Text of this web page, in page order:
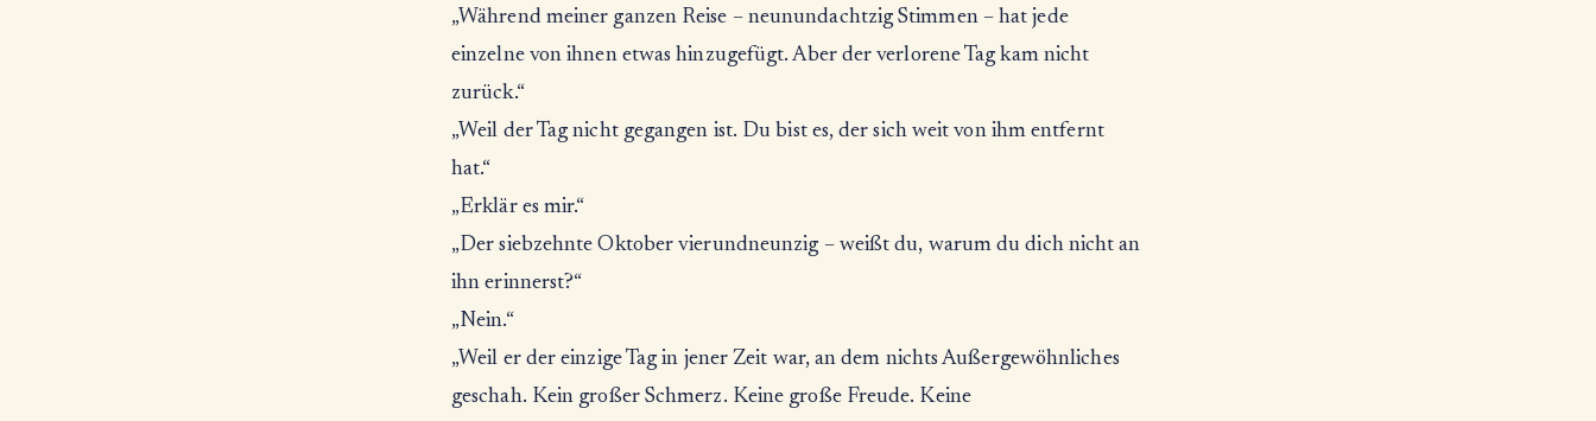
„Während meiner ganzen Reise – neunundachtzig Stimmen – hat jede
einzelne von ihnen etwas hinzugefügt. Aber der verlorene Tag kam nicht
zurück.“
„Weil der Tag nicht gegangen ist. Du bist es, der sich weit von ihm entfernt
hat.“
„Erklär es mir.“
„Der siebzehnte Oktober vierundneunzig – weißt du, warum du dich nicht an
ihn erinnerst?“
„Nein.“
„Weil er der einzige Tag in jener Zeit war, an dem nichts Außergewöhnliches
geschah. Kein großer Schmerz. Keine große Freude. Keine